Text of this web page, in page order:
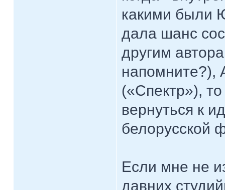
какими были
дала шанс
другим
напомните?),
(«Спектр»),
вернуться к
белорусской
Если мне не
давних